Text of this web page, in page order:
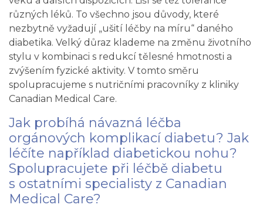
různých léků. To všechno jsou důvody, které
nezbytně vyžadují „ušití léčby na míru“ daného
diabetika. Velký důraz klademe na změnu životního
stylu v kombinaci s redukcí tělesné hmotnosti a
zvýšením fyzické aktivity. V tomto směru
spolupracujeme s nutričními pracovníky z kliniky
Canadian Medical Care.
Jak probíhá návazná léčba
orgánových komplikací diabetu? Jak
léčíte například diabetickou nohu?
Spolupracujete při léčbě diabetu
s ostatními specialisty z Canadian
Medical Care?